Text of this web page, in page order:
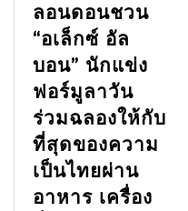
ลอนดอนชวน
“อเล็กซ์ อัล
บอน” นักแข่ง
ฟอร์มูลาวัน
ร่วมฉลองให้กับ
ที่สุดของความ
เป็นไทยผ่าน
อาหาร เครื่อง